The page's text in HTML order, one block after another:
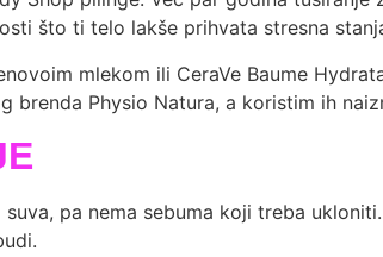
što ti telo lakše prihvata stresna
mlekom ili CeraVe Baume
Physio Natura, a koristim ih
pa nema sebuma koji treba